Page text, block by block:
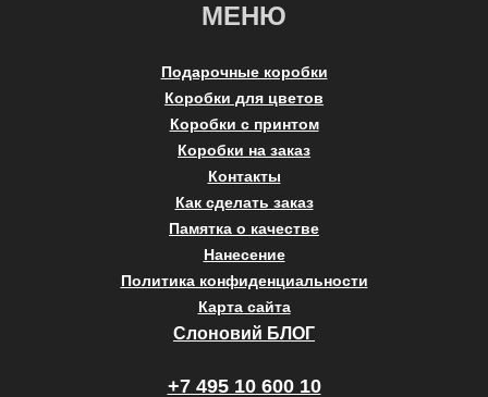
МЕНЮ
Подарочные коробки
Коробки для цветов
Коробки с принтом
Коробки на заказ
Контакты
Как сделать заказ
Памятка о качестве
Нанесение
Политика конфиденциальности
Карта сайта
Слоновий БЛОГ
+7 495 10 600 10